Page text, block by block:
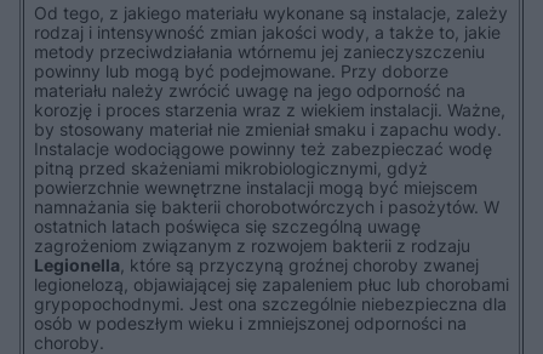
Od tego, z jakiego materiału wykonane są instalacje, zależy
rodzaj i intensywność zmian jakości wody, a także to, jakie
metody przeciwdziałania wtórnemu jej zanieczyszczeniu
powinny lub mogą być podejmowane. Przy doborze
materiału należy zwrócić uwagę na jego odporność na
korozję i proces starzenia wraz z wiekiem instalacji. Ważne,
by stosowany materiał nie zmieniał smaku i zapachu wody.
Instalacje wodociągowe powinny też zabezpieczać wodę
pitną przed skażeniami mikrobiologicznymi, gdyż
powierzchnie wewnętrzne instalacji mogą być miejscem
namnażania się bakterii chorobotwórczych i pasożytów. W
ostatnich latach poświęca się szczególną uwagę
zagrożeniom związanym z rozwojem bakterii z rodzaju
Legionella , które są przyczyną groźnej choroby zwanej
legionelozą, objawiającej się zapaleniem płuc lub chorobami
grypopochodnymi. Jest ona szczególnie niebezpieczna dla
osób w podeszłym wieku i zmniejszonej odporności na
choroby.